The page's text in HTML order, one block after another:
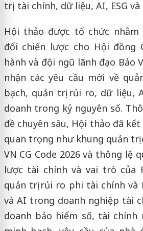
trị, tài chính, dữ liệu, AI, ESG
Hội thảo được tổ chức
đổi chiến lược cho Hội đồng
hành và đội ngũ lãnh đạo Bảo
nhận các yêu cầu mới về
bạch, quản trị rủi ro, dữ liệu,
doanh trong kỷ nguyên số.
đề chuyên sâu, Hội thảo đã
quan trọng như khung quản trị
VN CG Code 2026 và thông lệ
lược tài chính và vai trò của
quản trị rủi ro phi tài chính và
và AI trong doanh nghiệp tài
doanh bảo hiểm số, tài chính